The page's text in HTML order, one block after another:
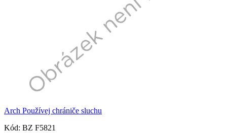
Arch Používej chrániče sluchu
Kód: BZ F5821